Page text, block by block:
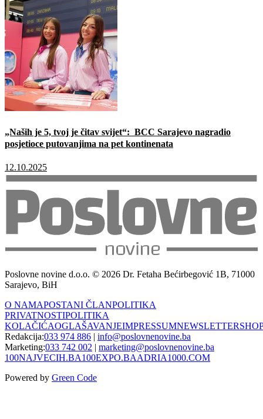
„Naših je 5, tvoj je čitav svijet“: BCC Sarajevo nagradio
posjetioce putovanjima na pet kontinenata
12.10.2025
Poslovne novine d.o.o. © 2026 Dr. Fetaha Bećirbegović 1B, 71000
Sarajevo, BiH
O NAMAPOSTANI ČLANPOLITIKA
PRIVATNOSTIPOLITIKA
KOLAČIĆAOGLAŠAVANJEIMPRESSUMNEWSLETTER
Redakcija:033 974 886 | info@poslovnenovine.ba
Marketing:033 742 002 | marketing@poslovnenovine.ba
100NAJVECIH.BA100EXPO.BAADRIA1000.COM
Powered by Green Code